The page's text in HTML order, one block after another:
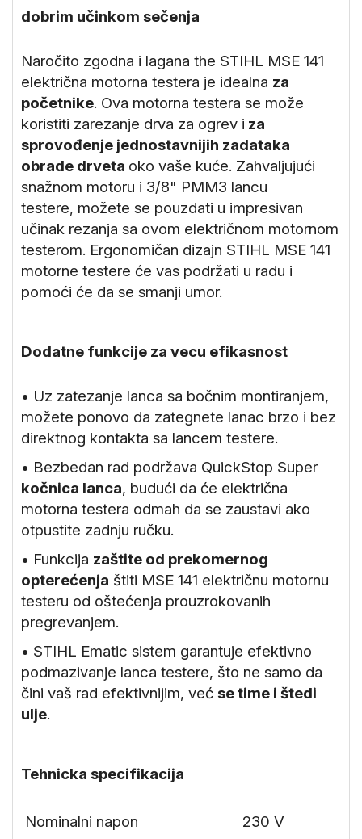
dobrim učinkom sečenja
Naročito zgodna i lagana the STIHL MSE 141
električna motorna testera je idealna za
početnike. Ova motorna testera se može
koristiti zarezanje drva za ogrev i za
sprovođenje jednostavnijih zadataka
obrade drveta oko vaše kuće. Zahvaljujući
snažnom motoru i 3/8" PMM3 lancu
testere, možete se pouzdati u impresivan
učinak rezanja sa ovom električnom motornom
testerom. Ergonomičan dizajn STIHL MSE 141
motorne testere će vas podržati u radu i
pomoći će da se smanji umor.
Dodatne funkcije za vecu efikasnost
• Uz zatezanje lanca sa bočnim montiranjem,
možete ponovo da zategnete lanac brzo i bez
direktnog kontakta sa lancem testere.
• Bezbedan rad podržava QuickStop Super
kočnica lanca, budući da će električna
motorna testera odmah da se zaustavi ako
otpustite zadnju ručku.
• Funkcija zaštite od prekomernog
opterećenja štiti MSE 141 električnu motornu
testeru od oštećenja prouzrokovanih
pregrevanjem.
• STIHL Ematic sistem garantuje efektivno
podmazivanje lanca testere, što ne samo da
čini vaš rad efektivnijim, već se time i štedi
ulje.
Tehnicka specifikacija
Nominalni napon 230 V